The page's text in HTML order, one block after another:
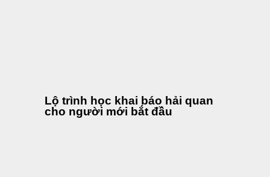
Lộ trình học khai báo hải quan
cho người mới bắt đầu